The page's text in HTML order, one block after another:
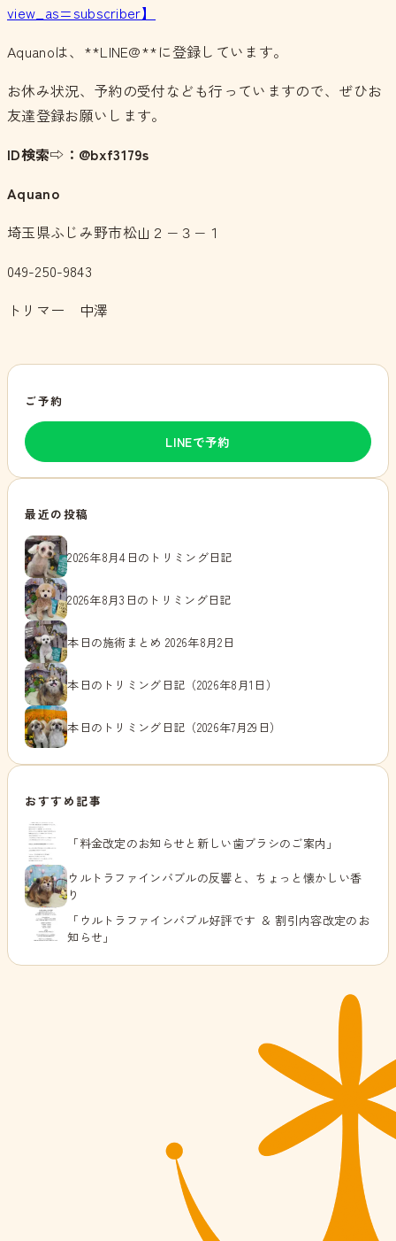
view_as=subscriber】
Aquanoは、**LINE@**に登録しています。
お休み状況、予約の受付なども行っていますので、ぜひお
友達登録お願いします。
ID検索⇨：@bxf3179s
Aquano
埼玉県ふじみ野市松山２−３−１
049-250-9843
トリマー 中澤
ご予約
LINEで予約
最近の投稿
2026年8月4日のトリミング日記
2026年8月3日のトリミング日記
本日の施術まとめ 2026年8月2日
本日のトリミング日記（2026年8月1日）
本日のトリミング日記（2026年7月29日）
おすすめ記事
「料金改定のお知らせと新しい歯ブラシのご案内」
ウルトラファインバブルの反響と、ちょっと懐かしい香
り
「ウルトラファインバブル好評です ＆ 割引内容改定のお
知らせ」